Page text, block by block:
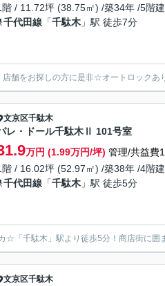
階 / 11.72坪 (38.75㎡) /築34年 /5階建
千代田線 「千駄木 」駅 徒歩7分
舗をお探しの方に是非☆オートロック
文京区千駄木
レ・ドール千駄木Ⅱ 101号室
万円 (1.99万円/坪) 管理/共益費
階 / 16.02坪 (52.97㎡) /築38年 /4階建
千代田線 「千駄木 」駅 徒歩5分
☆「千駄木」駅より徒歩5分！商店街に囲
文京区千駄木